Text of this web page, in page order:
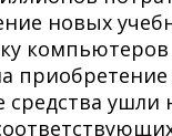
новых
средства ушли